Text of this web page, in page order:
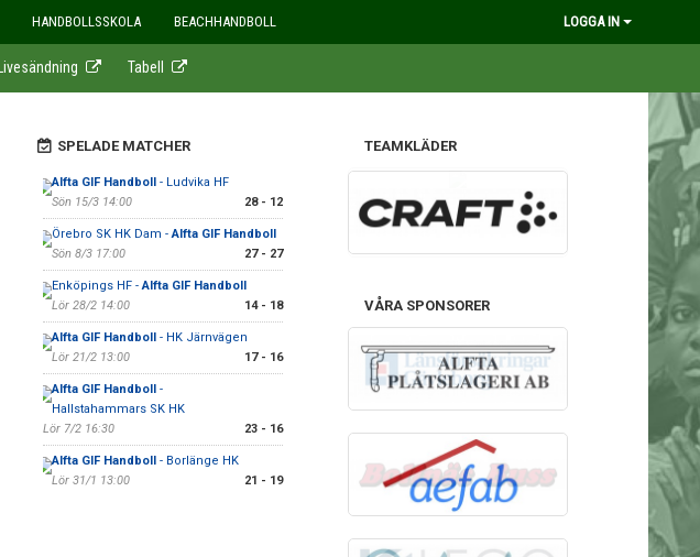
HANDBOLLSSKOLA BEACHHANDBOLL LOGGA IN
Livesändning Tabell
SPELADE MATCHER
Alfta GIF Handboll- Ludvika HF
Sön 15/3 14:00
28 - 12
Örebro SK HK Dam -Alfta GIF Handboll
Sön 8/3 17:00
27 - 27
Enköpings HF -Alfta GIF Handboll
Lör 28/2 14:00
14 - 18
Alfta GIF Handboll- HK Järnvägen
Lör 21/2 13:00
17 - 16
Alfta GIF Handboll-
Hallstahammars SK HK
Lör 7/2 16:30
23 - 16
Alfta GIF Handboll- Borlänge HK
Lör 31/1 13:00
21 - 19
TEAMKLÄDER
VÅRA SPONSORER